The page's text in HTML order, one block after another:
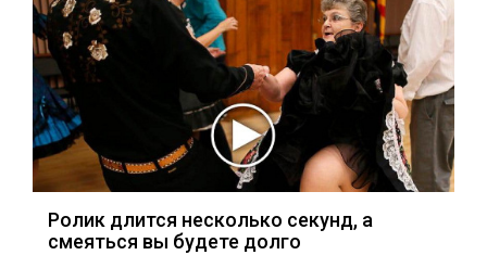
Ролик длится несколько секунд, а
смеяться вы будете долго